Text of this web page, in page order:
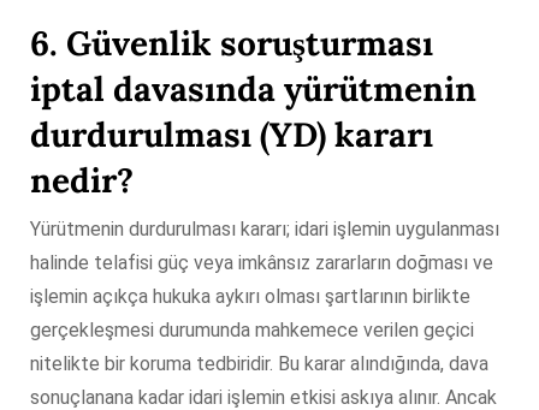
6. Güvenlik soruşturması
iptal davasında yürütmenin
durdurulması (YD) kararı
nedir?
Yürütmenin durdurulması kararı; idari işlemin uygulanması
halinde telafisi güç veya imkânsız zararların doğması ve
işlemin açıkça hukuka aykırı olması şartlarının birlikte
gerçekleşmesi durumunda mahkemece verilen geçici
nitelikte bir koruma tedbiridir. Bu karar alındığında, dava
sonuçlanana kadar idari işlemin etkisi askıya alınır. Ancak